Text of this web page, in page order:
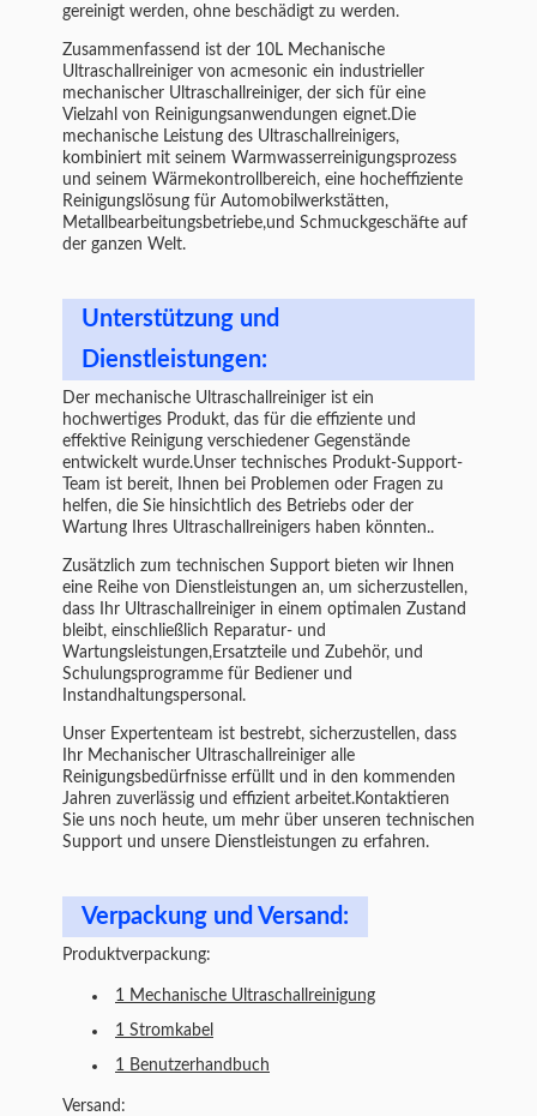
gereinigt werden, ohne beschädigt zu werden.
Zusammenfassend ist der 10L Mechanische
Ultraschallreiniger von acmesonic ein industrieller
mechanischer Ultraschallreiniger, der sich für eine
Vielzahl von Reinigungsanwendungen eignet.Die
mechanische Leistung des Ultraschallreinigers,
kombiniert mit seinem Warmwasserreinigungsprozess
und seinem Wärmekontrollbereich, eine hocheffiziente
Reinigungslösung für Automobilwerkstätten,
Metallbearbeitungsbetriebe,und Schmuckgeschäfte auf
der ganzen Welt.
Unterstützung und
Dienstleistungen:
Der mechanische Ultraschallreiniger ist ein
hochwertiges Produkt, das für die effiziente und
effektive Reinigung verschiedener Gegenstände
entwickelt wurde.Unser technisches Produkt-Support-
Team ist bereit, Ihnen bei Problemen oder Fragen zu
helfen, die Sie hinsichtlich des Betriebs oder der
Wartung Ihres Ultraschallreinigers haben könnten..
Zusätzlich zum technischen Support bieten wir Ihnen
eine Reihe von Dienstleistungen an, um sicherzustellen,
dass Ihr Ultraschallreiniger in einem optimalen Zustand
bleibt, einschließlich Reparatur- und
Wartungsleistungen,Ersatzteile und Zubehör, und
Schulungsprogramme für Bediener und
Instandhaltungspersonal.
Unser Expertenteam ist bestrebt, sicherzustellen, dass
Ihr Mechanischer Ultraschallreiniger alle
Reinigungsbedürfnisse erfüllt und in den kommenden
Jahren zuverlässig und effizient arbeitet.Kontaktieren
Sie uns noch heute, um mehr über unseren technischen
Support und unsere Dienstleistungen zu erfahren.
Verpackung und Versand:
Produktverpackung:
1 Mechanische Ultraschallreinigung
1 Stromkabel
1 Benutzerhandbuch
Versand: